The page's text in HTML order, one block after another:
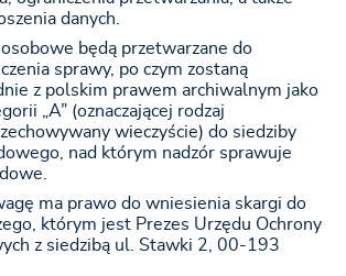
danych.
będą przetwarzane do
sprawy, po czym zostaną
z polskim prawem archiwalnym jako
„A” (oznaczającej rodzaj
wieczyście) do siedziby
nad którym nadzór sprawuje
ma prawo do wniesienia skargi do
którym jest Prezes Urzędu Ochrony
z siedzibą ul. Stawki 2, 00-193